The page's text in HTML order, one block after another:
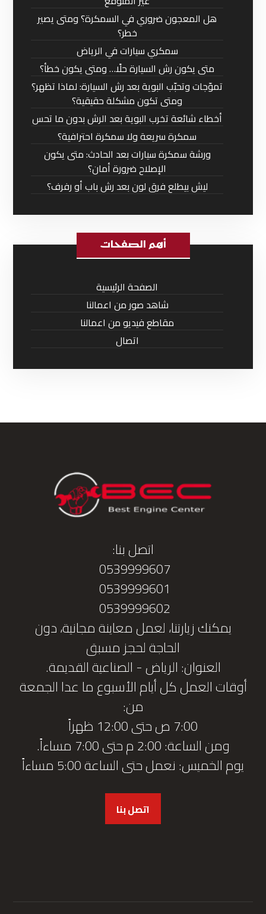
هل المعجون ضروري في السمكرة؟ ومتى يصير
خطر؟
سمكري سيارات في الرياض
متى يكون رش السيارة حلًا… ومتى يكون خطأ؟
تموّجات وتحبّب البوية بعد رش السيارة: لماذا تظهر؟
ومتى تكون مشكلة حقيقية؟
أخطاء شائعة تخرب البوية بعد الرش بدون ما تحس
سمكرة سريعة ولا سمكرة احترافية؟
ورشة سمكرة سيارات بعد الحادث: متى يكون
الإصلاح ضرورة أمان؟
ليش بيطلع فرق لون بعد رش باب أو رفرف؟
أهم الصفحات
الصفحة الرئيسية
شاهد صور من اعمالنا
مقاطع فيديو من اعمالنا
اتصال
اتصل بنا:
0539999607
0539999601
0539999602
يمكنك زيارتنا، لعمل معاينة مجانية، دون
الحاجة لحجز مسبق
العنوان: الرياض - الصناعية القديمة.
أوقات العمل كل أيام الأسبوع ما عدا الجمعة
من:
7:00 ص حتى 12:00 ظهراً
ومن الساعة: 2:00 م حتى 7:00 مساءاً.
يوم الخميس: نعمل حتى الساعة 5:00 مساءاً
اتصل بنا